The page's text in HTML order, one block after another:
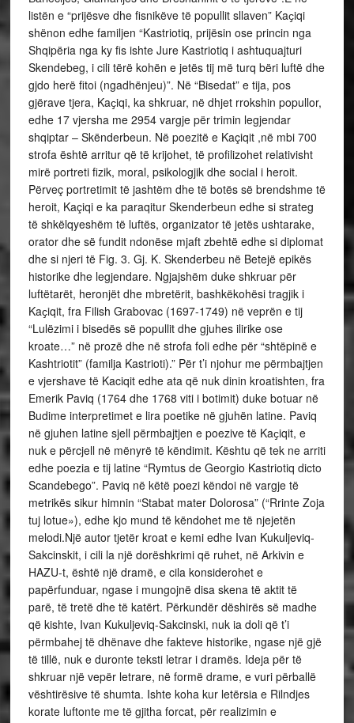
listën e “prijësve dhe fisnikëve të popullit sllaven” Kaҫiqi
shënon edhe familjen “Kastriotiq, prijësin ose princin nga
Shqipëria nga ky fis ishte Jure Kastriotiq i ashtuquajturi
Skendebeg, i cili tërë kohën e jetës tij më turq bëri luftë dhe
gjdo herë fitoi (ngadhënjeu)”. Në “Bisedat” e tija, pos
gjërave tjera, Kaҫiqi, ka shkruar, në dhjet rrokshin popullor,
edhe 17 vjersha me 2954 vargje për trimin legjendar
shqiptar – Skënderbeun. Në poezitë e Kaçiqit ,në mbi 700
strofa është arritur që të krijohet, të profilizohet relativisht
mirë portreti fizik, moral, psikologjik dhe social i heroit.
Përveç portretimit të jashtëm dhe të botës së brendshme të
heroit, Kaçiqi e ka paraqitur Skenderbeun edhe si strateg
të shkëlqyeshëm të luftës, organizator të jetës ushtarake,
orator dhe së fundit ndonëse mjaft zbehtë edhe si diplomat
dhe si njeri të Fig. 3. Gj. K. Skenderbeu në Betejë epikës
historike dhe legjendare. Ngjajshëm duke shkruar për
luftëtarët, heronjët dhe mbretërit, bashkëkohësi tragjik i
Kaҫiqit, fra Filish Grabovac (1697-1749) në veprën e tij
“Lulëzimi i bisedës së popullit dhe gjuhes ilirike ose
kroate…” në prozë dhe në strofa foli edhe për “shtëpinë e
Kashtriotit” (familja Kastrioti).” Për t’i njohur me përmbajtjen
e vjershave të Kaciqit edhe ata që nuk dinin kroatishten, fra
Emerik Paviq (1764 dhe 1768 viti i botimit) duke botuar në
Budime interpretimet e lira poetike në gjuhën latine. Paviq
në gjuhen latine sjell përmbajtjen e poezive të Kaҫiqit, e
nuk e përcjell në mënyrë të këndimit. Kështu që tek ne arriti
edhe poezia e tij latine “Rymtus de Georgio Kastriotiq dicto
Scandebego”. Paviq në këtë poezi këndoi në vargje të
metrikës sikur himnin “Stabat mater Dolorosa” (“Rrinte Zoja
tuj lotue»), edhe kjo mund të këndohet me të njejetën
melodi.Një autor tjetër kroat e kemi edhe Ivan Kukuljeviq-
Sakcinskit, i cili la një dorëshkrimi që ruhet, në Arkivin e
HAZU-t, është një dramë, e cila konsiderohet e
papërfunduar, ngase i mungojnë disa skena të aktit të
parë, të tretë dhe të katërt. Përkundër dëshirës së madhe
që kishte, Ivan Kukuljeviq-Sakcinski, nuk ia doli që t’i
përmbahej të dhënave dhe fakteve historike, ngase një gjë
të tillë, nuk e duronte teksti letrar i dramës. Ideja për të
shkruar një vepër letrare, në formë drame, e vuri përballë
vështirësive të shumta. Ishte koha kur letërsia e Rilndjes
korate luftonte me të gjitha forcat, për realizimin e